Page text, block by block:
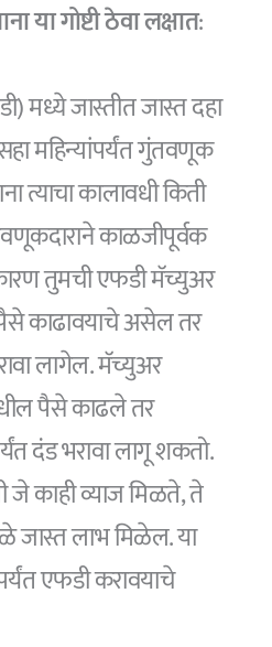
या गोष्टी ठेवा लक्षात:
मध्ये जास्तीत जास्त दहा
महिन्यांपर्यंत गुंतवणूक
त्याचा कालावधी किती
काळजीपूर्वक
तुमची एफडी मॅच्युअर
काढावयाचे असेल तर
लागेल. मॅच्युअर
पैसे काढले तर
दंड भरावा लागू शकतो.
जे काही व्याज मिळते, ते
जास्त लाभ मिळेल. या
एफडी करावयाचे